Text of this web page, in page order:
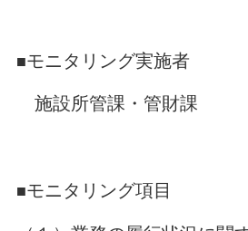
■モニタリング実施者
施設所管課・管財課
■モニタリング項目